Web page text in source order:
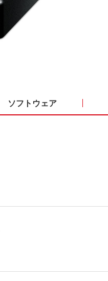
ソフトウェア